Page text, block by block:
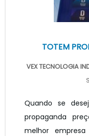
TOTEM
VEX TECNOLOGIA
Quando se
propaganda
melhor empresa